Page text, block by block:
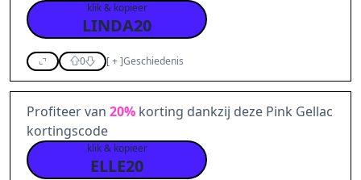
klik & kopieer
LINDA20
0 [+]Geschiedenis
Profiteer van 20% korting dankzij deze Pink Gellac
kortingscode
klik & kopieer
ELLE20